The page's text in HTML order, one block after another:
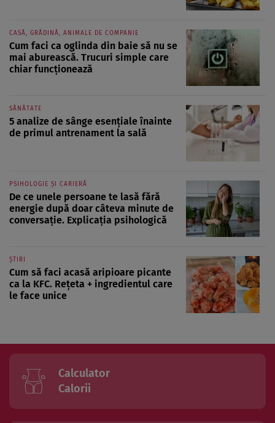
CASĂ, GRĂDINĂ, ANIMALE DE COMPANIE
Cum faci ca oglinda din baie să nu se
mai aburească. Trucuri simple care
chiar funcționează
SĂNĂTATE
5 analize de sânge esențiale înainte
de primul antrenament la sală
PSIHOLOGIE ȘI CARIERĂ
De ce unele persoane te lasă fără
energie după doar câteva minute de
conversație. Explicația psihologică
ȘTIRI
Cum să faci acasă aripioare picante
ca la KFC. Rețeta + ingredientul care
le face unice
Calculator
Calorii